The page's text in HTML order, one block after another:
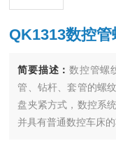
QK1313数控
简要描述：数控管螺
管、钻杆、套管的螺
盘夹紧方式，数控系
并具有普通数控车床的